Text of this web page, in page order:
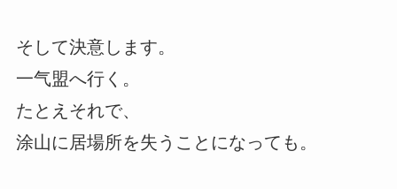
そして決意します。
一气盟へ行く。
たとえそれで、
涂山に居場所を失うことになっても。